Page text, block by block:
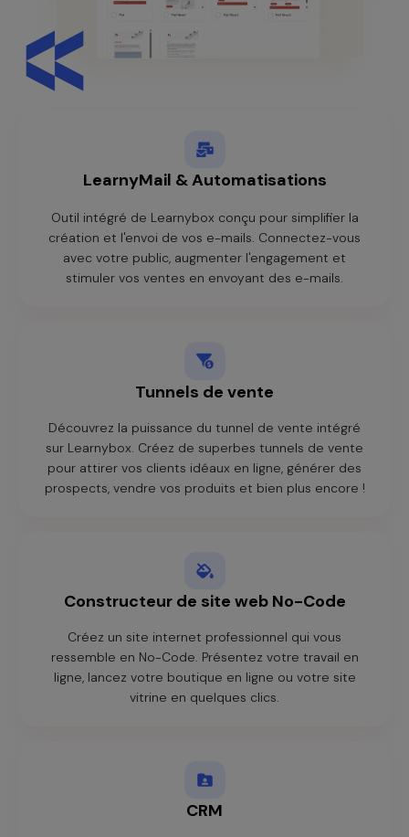
LearnyMail & Automatisations
Outil intégré de Learnybox conçu pour simplifier la
création et l'envoi de vos e-mails. Connectez-vous
avec votre public, augmenter l'engagement et
stimuler vos ventes en envoyant des e-mails.
Tunnels de vente
Découvrez la puissance du tunnel de vente intégré
sur Learnybox. Créez de superbes tunnels de vente
pour attirer vos clients idéaux en ligne, générer des
prospects, vendre vos produits et bien plus encore !
Constructeur de site web No-Code
Créez un site internet professionnel qui vous
ressemble en No-Code. Présentez votre travail en
ligne, lancez votre boutique en ligne ou votre site
vitrine en quelques clics.
CRM